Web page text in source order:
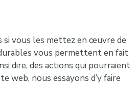
si vous les mettez en œuvre de
vous permettent en fait
dire, des actions qui pourraient
web, nous essayons d’y faire